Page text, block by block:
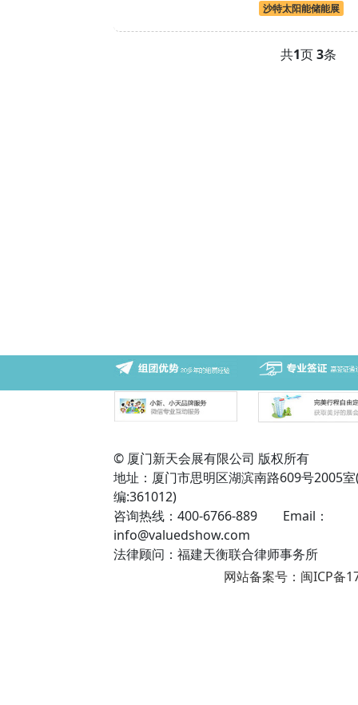
沙特太阳能储能展
共1页3条
© 厦门新天会展有限公司 版权所有
地址：厦门市思明区湖滨南路609号2005
编:361012)
咨询热线：400-6766-889 Email：
info@valuedshow.com
法律顾问：福建天衡联合律师事务所
网站备案号：闽ICP备